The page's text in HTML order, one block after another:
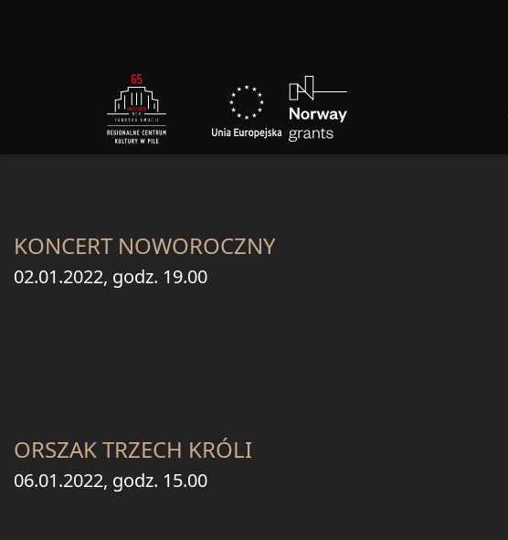
KONCERT NOWOROCZNY
02.01.2022, godz. 19.00
ORSZAK TRZECH KRÓLI
06.01.2022, godz. 15.00